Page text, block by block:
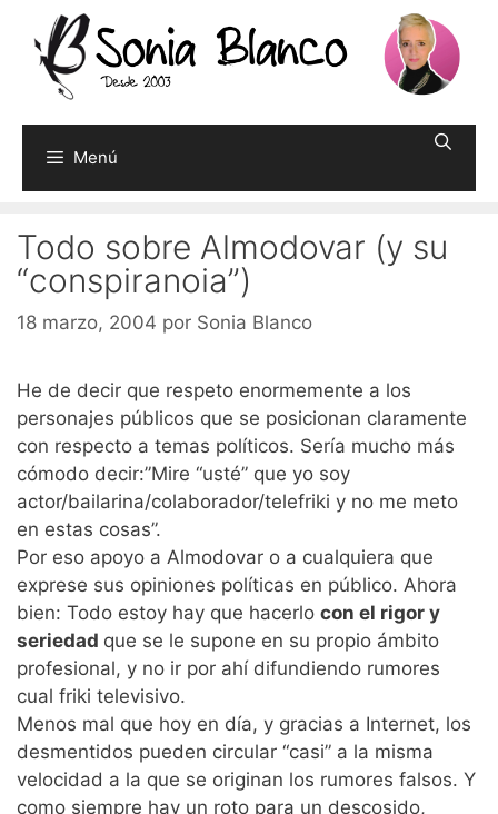
contenido
Menú
Todo sobre Almodovar (y su
“conspiranoia”)
18 marzo, 2004 por Sonia Blanco
He de decir que respeto enormemente a los
personajes públicos que se posicionan claramente
con respecto a temas políticos. Sería mucho más
cómodo decir:”Mire “usté” que yo soy
actor/bailarina/colaborador/telefriki y no me meto
en estas cosas”.
Por eso apoyo a Almodovar o a cualquiera que
exprese sus opiniones políticas en público. Ahora
bien: Todo estoy hay que hacerlo con el rigor y
seriedad que se le supone en su propio ámbito
profesional, y no ir por ahí difundiendo rumores
cual friki televisivo.
Menos mal que hoy en día, y gracias a Internet, los
desmentidos pueden circular “casi” a la misma
velocidad a la que se originan los rumores falsos. Y
como siempre hay un roto para un descosido,